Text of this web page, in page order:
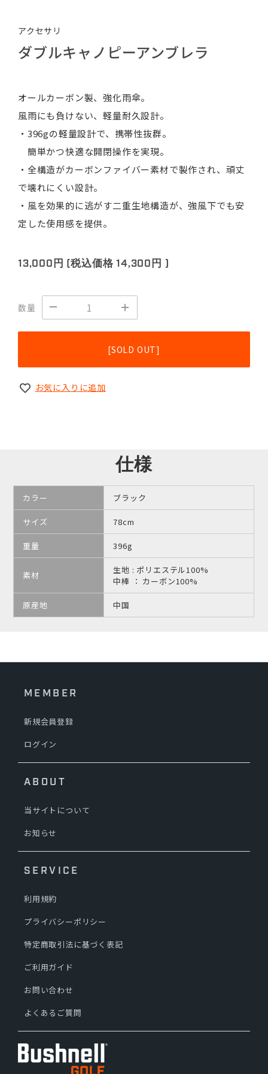
アクセサリ
ダブルキャノピーアンブレラ
オールカーボン製、強化雨傘。
風雨にも負けない、軽量耐久設計。
・396gの軽量設計で、携帯性抜群。
簡単かつ快適な開閉操作を実現。
・全構造がカーボンファイバー素材で製作され、頑丈
で壊れにくい設計。
・風を効果的に逃がす二重生地構造が、強風下でも安
定した使用感を提供。
13,000円 (税込価格14,300円 )
数量
[SOLD OUT]
お気に入りに追加
仕様
カラー ブラック
サイズ 78cm
重量 396g
素材
生地 : ポリエステル100%
中棒 ： カーボン100%
原産地 中国
MEMBER
新規会員登録
ログイン
ABOUT
当サイトについて
お知らせ
SERVICE
利用規約
プライバシーポリシー
特定商取引法に基づく表記
ご利用ガイド
お問い合わせ
よくあるご質問